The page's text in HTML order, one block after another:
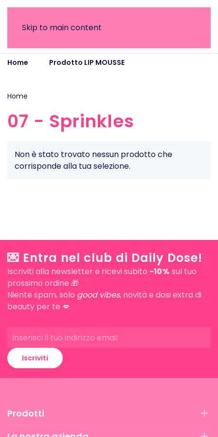
Skip to main content
Home Prodotto LIP MOUSSE
Home
07 - Sprinkles
Non è stato trovato nessun prodotto che
corrisponde alla tua selezione.
💌 Entra nel club di Daily Dose!
Iscriviti alla newsletter e ricevi subito -10% sul tuo
prossimo ordine 🎁
Niente spam, solo good vibes, novità e dosi extra di
beauty per te 💋
Iscriviti
Prodotti